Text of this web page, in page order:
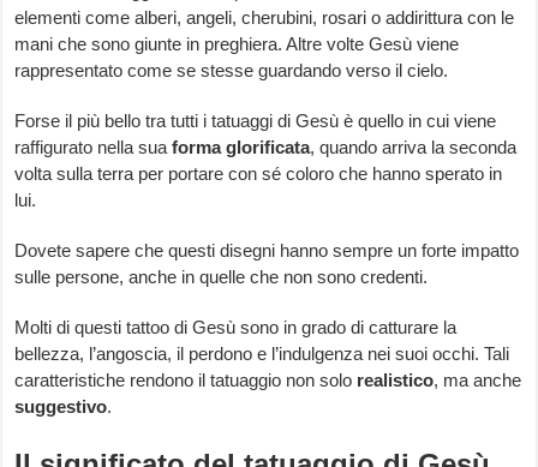
elementi come alberi, angeli, cherubini, rosari o addirittura con le
mani che sono giunte in preghiera. Altre volte Gesù viene
rappresentato come se stesse guardando verso il cielo.
Forse il più bello tra tutti i tatuaggi di Gesù è quello in cui viene
raffigurato nella suaforma glorificata, quando arriva la seconda
volta sulla terra per portare con sé coloro che hanno sperato in
lui.
Dovete sapere che questi disegni hanno sempre un forte impatto
sulle persone, anche in quelle che non sono credenti.
Molti di questi tattoo di Gesù sono in grado di catturare la
bellezza, l’angoscia, il perdono e l’indulgenza nei suoi occhi. Tali
caratteristiche rendono il tatuaggio non solo realistico, ma anche
suggestivo.